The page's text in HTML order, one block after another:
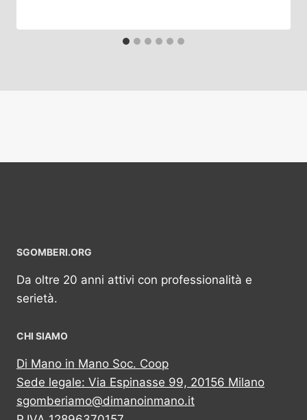
SGOMBERI.ORG
Da oltre 20 anni attivi con professionalità e
serietà.
CHI SIAMO
Di Mano in Mano Soc. Coop
Sede legale: Via Espinasse 99, 20156 Milano
sgomberiamo@dimanoinmano.it